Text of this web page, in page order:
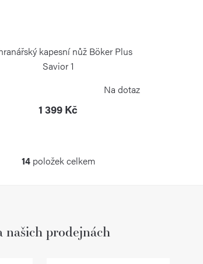
kapesní nůž Böker Plus
Savior 1
Na dotaz
1 399 Kč
O
á
14 položek celkem
našich prodejnách